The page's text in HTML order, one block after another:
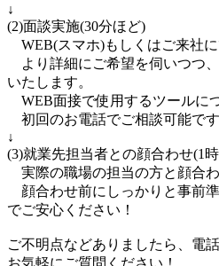
↓
(2)面談実施(30分ほど)
WEB(スマホ)もしくはご来社に
より詳細にご希望を伺いつつ
いたします。
WEB面接で使用するツールに
初回のお電話でご相談可能です
↓
(3)就業先担当者との顔合わせ(1
実際の職場の担当の方と顔合わ
顔合わせ前にしっかりと事前
でご安心ください！
ご不明点などありましたら、電
お気軽にご質問ください！